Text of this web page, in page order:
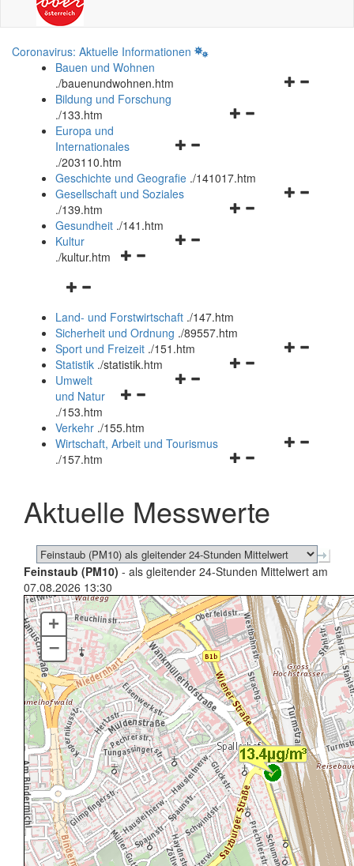
Coronavirus: Aktuelle Informationen
Bauen und Wohnen
./bauenundwohnen.htm
Navigationsmenü
Bildung und Forschung
./133.htm
Navigationsmenü
und
schließen
Europa und
Internationales
./203110.htm
Geschichte und Geografie ./141017.htm
Navigationsmenü
Gesellschaft und Soziales
./139.htm
Navigationsmenü
Gesundheit ./141.htm
Navigationsmenü
Kultur
./kultur.htm
Navigationsmenü
und
schließen
Land- und Forstwirtschaft ./147.htm
Sicherheit und Ordnung ./89557.htm
Navigationsmenü
Sport und Freizeit ./151.htm
Navigationsmenü
Statistik ./statistik.htm
Navigationsmenü
und
schließen
Umwelt
und Natur
./153.htm
Verkehr ./155.htm
Navigationsmenü
schließen
Wirtschaft, Arbeit und Tourismus
./157.htm
Aktuelle Messwerte
Feinstaub (PM10) - als gleitender 24-Stunden Mittelwert am
07.08.2026 13:30
+
–